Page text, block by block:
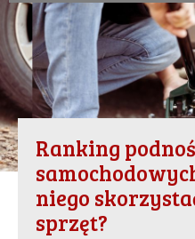
Ranking
niego
sprzęt?